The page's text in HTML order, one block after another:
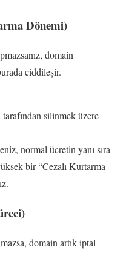
Dönemi)
domain
ciddileşir.
silinmek üzere
normal ücretin yanı sıra
bir “Cezalı Kurtarma
domain artık iptal